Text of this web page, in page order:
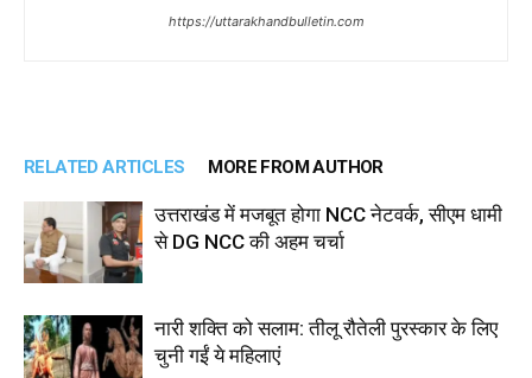
https://uttarakhandbulletin.com
RELATED ARTICLES MORE FROM AUTHOR
उत्तराखंड में मजबूत होगा NCC नेटवर्क, सीएम धामी
से DG NCC की अहम चर्चा
नारी शक्ति को सलाम: तीलू रौतेली पुरस्कार के लिए
चुनी गईं ये महिलाएं